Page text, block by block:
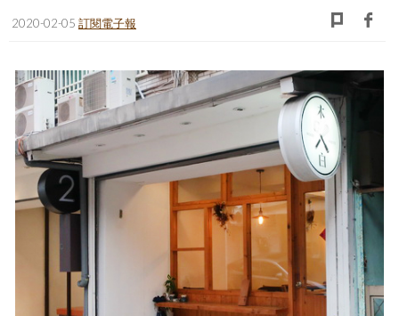
生活風
書房集
日記簿
餐桌週記
照相簿
影音區
2020-02-05 訂閱電子報